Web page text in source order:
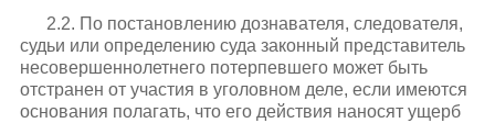
2.2. По постановлению дознавателя, следователя,
судьи или определению суда законный представитель
несовершеннолетнего потерпевшего может быть
отстранен от участия в уголовном деле, если имеются
основания полагать, что его действия наносят ущерб